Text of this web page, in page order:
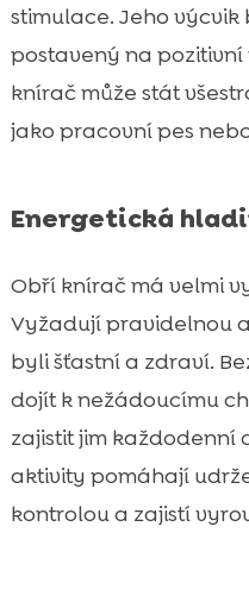
stimulace. Jeho
postavený na pozitivní
knírač může stát
jako pracovní pes
Energetická
Obří knírač má velmi
Vyžadují pravidelnou
byli šťastní a zdraví.
dojít k nežádoucímu
zajistit jim každodenní
aktivity pomáhají
kontrolou a zajistí